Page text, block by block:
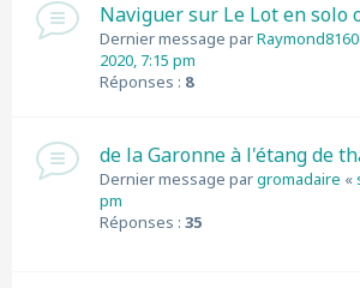
Naviguer sur Le Lot en solo
Dernier message par
2020, 7:15 pm
Réponses : 8
de la Garonne à l'étang de
Dernier message pargromadaire «
pm
Réponses : 35